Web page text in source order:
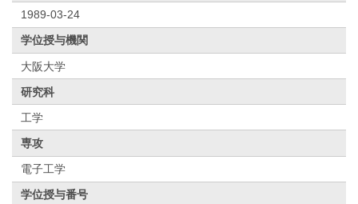
1989-03-24
学位授与機関
大阪大学
研究科
工学
専攻
電子工学
学位授与番号